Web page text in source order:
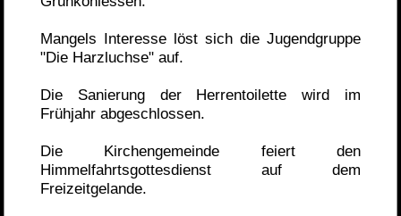
Mangels Interesse löst sich die Jugendgruppe
"Die Harzluchse" auf.
Die Sanierung der Herrentoilette wird im
Frühjahr abgeschlossen.
Die Kirchengemeinde feiert den
Himmelfahrtsgottesdienst auf dem
Freizeitgelande.